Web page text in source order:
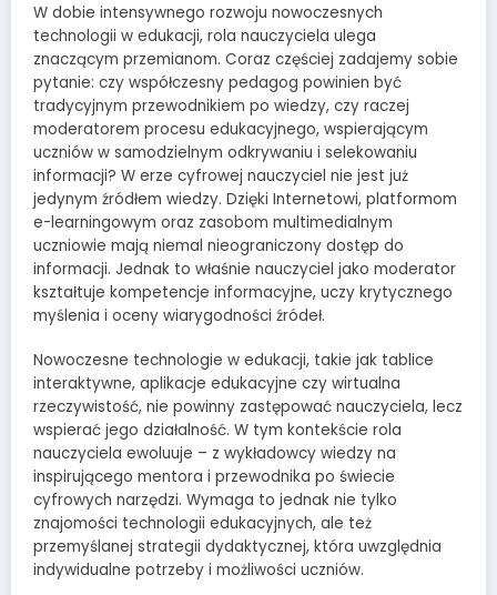
W dobie intensywnego rozwoju nowoczesnych
technologii w edukacji, rola nauczyciela ulega
znaczącym przemianom. Coraz częściej zadajemy sobie
pytanie: czy współczesny pedagog powinien być
tradycyjnym przewodnikiem po wiedzy, czy raczej
moderatorem procesu edukacyjnego, wspierającym
uczniów w samodzielnym odkrywaniu i selekowaniu
informacji? W erze cyfrowej nauczyciel nie jest już
jedynym źródłem wiedzy. Dzięki Internetowi, platformom
e-learningowym oraz zasobom multimedialnym
uczniowie mają niemal nieograniczony dostęp do
informacji. Jednak to właśnie nauczyciel jako moderator
kształtuje kompetencje informacyjne, uczy krytycznego
myślenia i oceny wiarygodności źródeł.
Nowoczesne technologie w edukacji, takie jak tablice
interaktywne, aplikacje edukacyjne czy wirtualna
rzeczywistość, nie powinny zastępować nauczyciela, lecz
wspierać jego działalność. W tym kontekście rola
nauczyciela ewoluuje – z wykładowcy wiedzy na
inspirującego mentora i przewodnika po świecie
cyfrowych narzędzi. Wymaga to jednak nie tylko
znajomości technologii edukacyjnych, ale też
przemyślanej strategii dydaktycznej, która uwzględnia
indywidualne potrzeby i możliwości uczniów.